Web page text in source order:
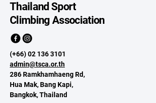
Thailand Sport
Climbing Association
(+66)02 136 3101
admin@tsca.or.th
286 Ramkhamhaeng Rd,
Hua Mak, Bang Kapi,
Bangkok, Thailand